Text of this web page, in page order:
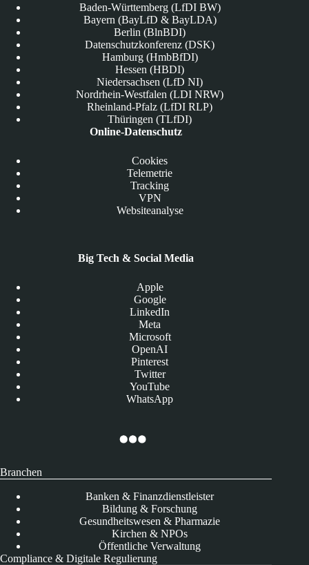
Baden-Württemberg (LfDI BW)
Bayern (BayLfD & BayLDA)
Berlin (BlnBDI)
Datenschutzkonferenz (DSK)
Hamburg (HmbBfDI)
Hessen (HBDI)
Niedersachsen (LfD NI)
Nordrhein-Westfalen (LDI NRW)
Rheinland-Pfalz (LfDI RLP)
Thüringen (TLfDI)
Online-Datenschutz
Cookies
Telemetrie
Tracking
VPN
Websiteanalyse
Big Tech & Social Media
Apple
Google
LinkedIn
Meta
Microsoft
OpenAI
Pinterest
Twitter
YouTube
WhatsApp
Branchen
Banken & Finanzdienstleister
Bildung & Forschung
Gesundheitswesen & Pharmazie
Kirchen & NPOs
Öffentliche Verwaltung
Compliance & Digitale Regulierung